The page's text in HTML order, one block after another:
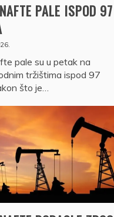
PALE ISPOD 97
pale su u petak na
tržištima ispod 97
što je…